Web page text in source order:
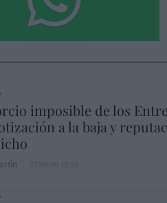
imposible de los
a la baja y